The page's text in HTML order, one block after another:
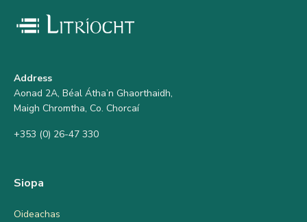
Address
Aonad 2A, Béal Átha’n Ghaorthaidh,
Maigh Chromtha, Co. Chorcaí
+353 (0) 26-47 330
Siopa
Oideachas